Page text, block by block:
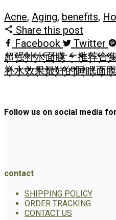
Acne, Aging, benefits,
Share this post
Facebook
Twitter
超强补水面膜 – 推荐合
补水效果最好的睡眠面膜
Follow us on social media
contact
SHIPPING POLICY
ORDER TRACKING
CONTACT US